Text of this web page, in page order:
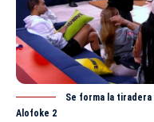
Se forma la tiradera
Alofoke 2